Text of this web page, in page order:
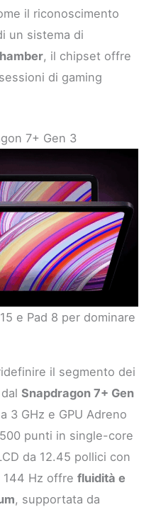
il riconoscimento
un sistema di
, il chipset offre
di gaming
7+ Gen 3
e Pad 8 per dominare
il segmento dei
dalSnapdragon 7+ Gen
3 GHz e GPU Adreno
punti in single-core
da 12.45 pollici con
144 Hz offrefluidità e
, supportata da